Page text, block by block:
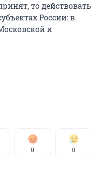
то действовать
России: в
и
0 0